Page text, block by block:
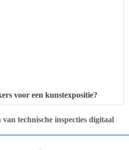
voor een kunstexpositie?
van technische inspecties digitaal